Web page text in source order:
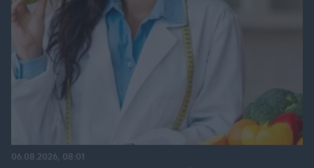
06.08.2026, 08:01